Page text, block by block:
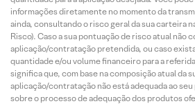
informações diretamente no momento da
ainda, consultando o risco geral da sua carteira
Risco). Caso a sua pontuação de risco atual não
aplicação/contratação pretendida, ou caso
quantidade e/ou volume financeiro para a
significa que, com base na composição atual da
aplicação/contratação não está adequada ao
sobre o processo de adequação dos produtos